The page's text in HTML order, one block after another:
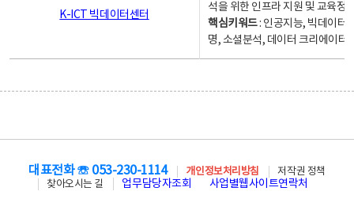
K-ICT 빅데이터센터
석을 위한 인프라 지원 및 교육정
핵심키워드: 인공지능, 빅데이터,
명, 소셜분석, 데이터 크리에이터
대표전화 ☏ 053-230-1114 개인정보처리방침
저작권 정책
찾아오시는 길
업무담당자조회 사업별웹사이트연락처